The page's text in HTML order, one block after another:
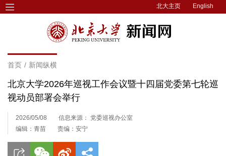
北大主页 English
首页 / 新闻纵横
北京大学2026年巡视工作会议暨十四届党委第七轮巡
视动员部署会举行
2026/05/08
信息来源： 党委巡视办公室
编辑：青苗
责编：安宁